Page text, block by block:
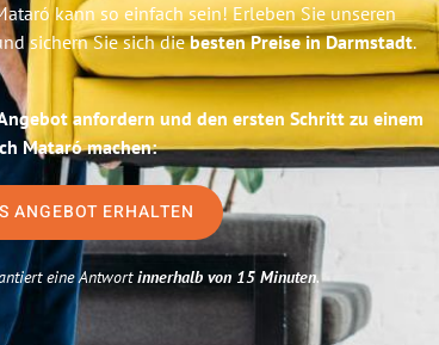
kann so einfach sein! Erleben Sie unseren
sichern Sie sich diebesten Preise in Darmstadt.
anfordern und den ersten Schritt zu einem
Mataró machen:
ANGEBOT ERHALTEN
eine Antwortinnerhalb von 15 Minuten.